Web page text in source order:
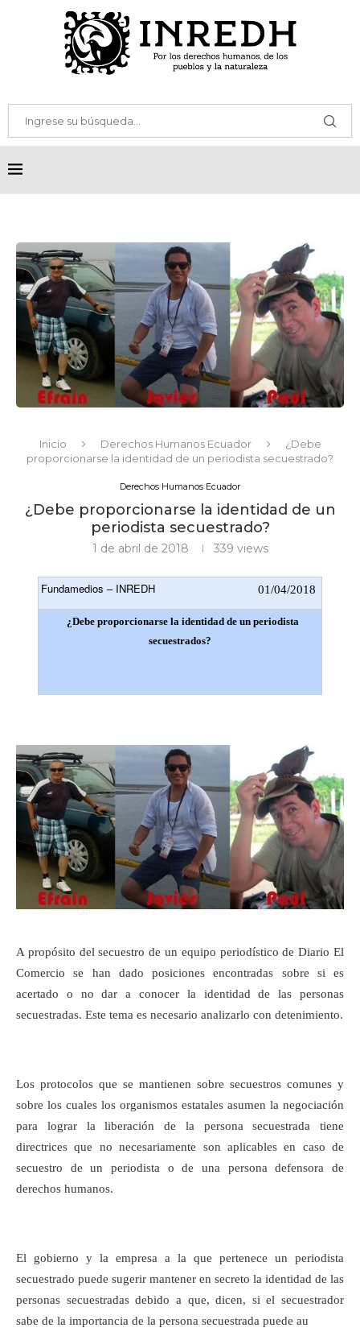
Inicio Derechos Humanos Ecuador
¿Debe
proporcionarse la identidad de un periodista secuestrado?
Derechos Humanos Ecuador
¿Debe proporcionarse la identidad de un
periodista secuestrado?
1 de abril de 2018 339 views
Fundamedios – INREDH 01/04/2018
¿Debe proporcionarse la identidad de un periodista
secuestrados?
A propósito del secuestro de un equipo periodístico de Diario El
Comercio se han dado posiciones encontradas sobre si es
acertado o no dar a conocer la identidad de las personas
secuestradas. Este tema es necesario analizarlo con detenimiento.
Los protocolos que se mantienen sobre secuestros comunes y
sobre los cuales los organismos estatales asumen la negociación
para lograr la liberación de la persona secuestrada tiene
directrices que no necesariamente son aplicables en caso de
secuestro de un periodista o de una persona defensora de
derechos humanos.
El gobierno y la empresa a la que pertenece un periodista
secuestrado puede sugerir mantener en secreto la identidad de las
personas secuestradas debido a que, dicen, si el secuestrador
sabe de la importancia de la persona secuestrada puede au